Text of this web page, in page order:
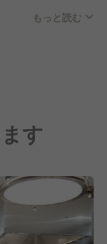
肉ポリス」な
連れから幅広い
もっと読む
す